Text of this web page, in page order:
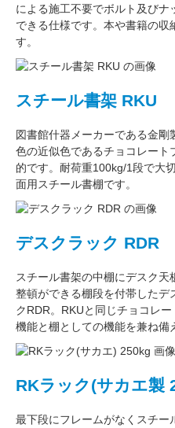
による施工不要でボルト及び
できる仕様です。本や書籍の収
す。
スチール書架 RKU
図書館什器メーカーである金剛
色の近似色であるチョコレート
的です。耐荷重100kg/1段で大
面用スチール書棚です。
デスクラック RDR
スチール書架の中棚にデスク
整頓ができる棚段を付帯したデ
クRDR。RKUと同じチョコレー
機能と棚としての機能を兼ね備
RKラック(サカエ製
最下段にフレームがなくスチー